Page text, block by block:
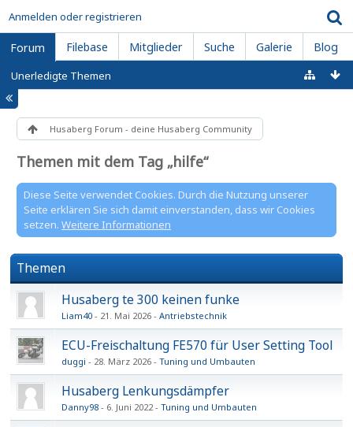
Anmelden oder registrieren
Forum Filebase Mitglieder Suche Galerie Blog
Unerledigte Themen
Husaberg Forum - deine Husaberg Community
Themen mit dem Tag „hilfe“
Diese Seite verwendet Cookies. Durch die Nutzung unserer
Seite erklären Sie sich damit einverstanden, dass wir Cookies
setzen. Weitere Informationen
Themen
Husaberg te 300 keinen funke
Liam40 21. Mai 2026 Antriebstechnik
ECU-Freischaltung FE570 für User Setting Tool
duggi 28. März 2026 Tuning und Umbauten
Husaberg Lenkungsdämpfer
Danny98 6. Juni 2022 Tuning und Umbauten